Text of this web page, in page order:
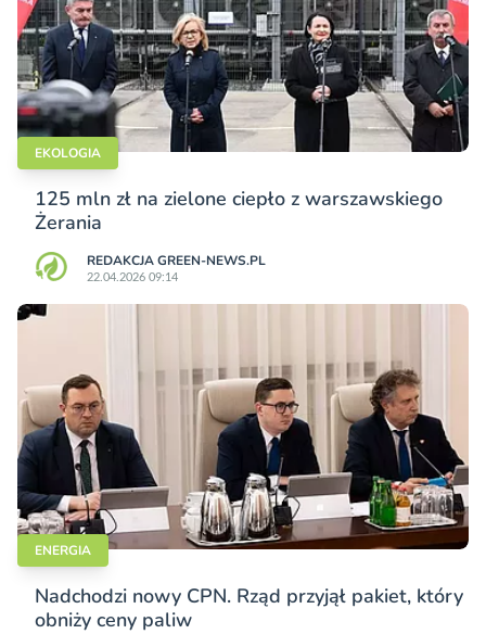
EKOLOGIA
125 mln zł na zielone ciepło z warszawskiego
Żerania
REDAKCJA GREEN-NEWS.PL
22.04.2026 09:14
ENERGIA
Nadchodzi nowy CPN. Rząd przyjął pakiet, który
obniży ceny paliw